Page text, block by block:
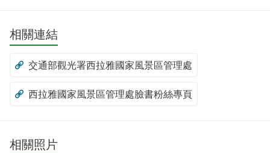
相關連結
交通部觀光署西拉雅國家風景區管理處
西拉雅國家風景區管理處臉書粉絲專頁
相關照片